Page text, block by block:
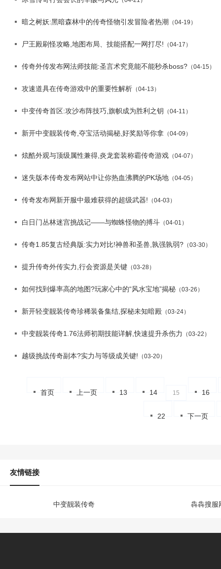
暗之树妖:黑暗森林中的传奇怪物引发冒险者热潮 （04-19）
尸王殿刷怪攻略,地图布局、技能搭配一网打尽! （04-17）
传奇外传发布网法师技能:圣言术究竟能不能秒杀boss? （04-15）
攻速道具在传奇游戏中的重要性解析 （04-13）
中变传奇首区:攻沙布阵技巧,旗帜成为胜利之钥 （04-11）
新开中变靓装传奇,夺宝活动揭秘,好奖励等你拿 （04-09）
炫酷外观与顶级属性兼得,炎龙套装称霸传奇游戏 （04-07）
迷失版本传奇发布网站中让你热血沸腾的PK场地 （04-05）
传奇发布网新开服中最难获得的超级武器! （04-03）
白日门丛林迷宫挑战记——与蜘蛛怪物的搏斗 （04-01）
传奇1.85复古经典版:实力对比!神兽和圣兽,孰强孰弱? （03-30）
提升传奇外传实力,行会资源是关键 （03-28）
如何找到爆率高的地图?玩家心中的“风水宝地”揭秘 （03-26）
新开轻变靓装传奇珍稀装备集结,探秘未知暗殿 （03-24）
中变靓装传奇1.76法师初期技能详解,快速提升杀伤力 （03-22）
越级挑战传奇副本?实力与等级成关键! （03-20）
首页 上一页 13 14 15 16
22 下一页
友情链接
中变靓装传奇 犇犇搜服